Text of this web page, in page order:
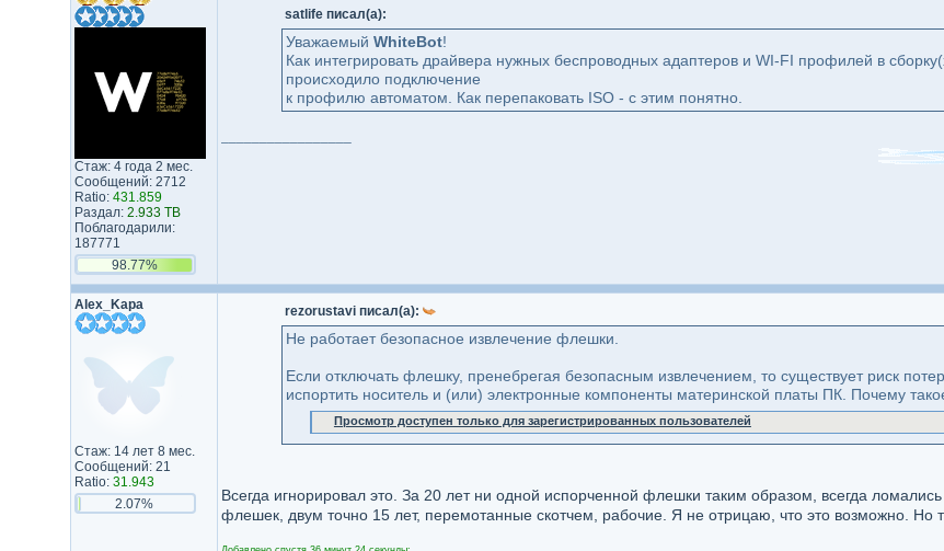
Стаж: 4 года 2 мес.
Сообщений: 2712
Ratio: 431.859
Раздал: 2.933 TB
Поблагодарили:
187771
98.77%
satlife писал(а):
Уважаемый WhiteBot!
Как интегрировать драйвера нужных беспроводных адаптеров и WI-FI профилей в
происходило подключение
к профилю автоматом. Как перепаковать ISO - с этим понятно.
Alex_Kapa
Стаж: 14 лет 8 мес.
Сообщений: 21
Ratio: 31.943
2.07%
rezorustavi писал(а):
Не работает безопасное извлечение флешки.
Если отключать флешку, пренебрегая безопасным извлечением, то существует риск
испортить носитель и (или) электронные компоненты материнской платы ПК. Почему
Просмотр доступен только для зарегистрированных пользователей
Всегда игнорировал это. За 20 лет ни одной испорченной флешки таким образом, всегда
флешек, двум точно 15 лет, перемотанные скотчем, рабочие. Я не отрицаю, что это возможно. Но